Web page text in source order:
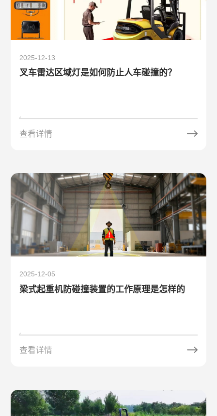
2025-12-13
叉车雷达区域灯是如何防止人车碰撞的？
查看详情
2025-12-05
梁式起重机防碰撞装置的工作原理是怎样的
查看详情